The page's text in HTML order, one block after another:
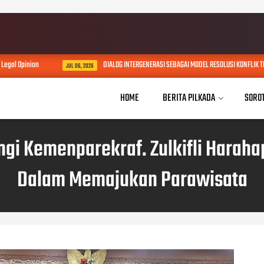
JUL 06, 2026 DIALOG INTERGENERASI SEBAGAI MODEL RESOLUSI KONFLIK TRANSFORMASIONAL
HOME BERITA PILKADA
Kemenparekraf. Zulkifli
Dalam Memajukan Parawisata